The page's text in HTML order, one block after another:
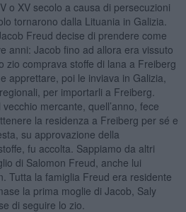
o XV secolo a causa di persecuzioni
tornarono dalla Lituania in Galizia.
Freud decise di prendere come
anni: Jacob fino ad allora era vissuto
zio comprava stoffe di lana a Freiberg
apprettare, poi le inviava in Galizia,
per importarli a Freiberg.
mercante, quell’anno, fece
la residenza a Freiberg per sé e
su approvazione della
fu accolta. Sappiamo da altri
di Salomon Freud, anche lui
Tutta la famiglia Freud era residente
la prima moglie di Jacob, Saly
di seguire lo zio.